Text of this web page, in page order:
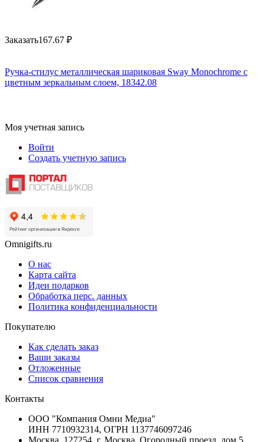
Заказать167.67 ₽
Ручка-стилус металлическая шариковая Sway Monochrome с
цветным зеркальным слоем, 18342.08
Моя учетная запись
Войти
Создать учетную запись
Omnigifts.ru
О нас
Карта сайта
Идеи подарков
Обработка перс. данных
Политика конфиденциальности
Покупателю
Как сделать заказ
Ваши заказы
Отложенные
Список сравнения
Контакты
ООО "Компания Омни Медиа"
ИНН 7710932314, ОГРН 1137746097246
Москва, 127254, г. Москва, Огородный проезд, дом 5,